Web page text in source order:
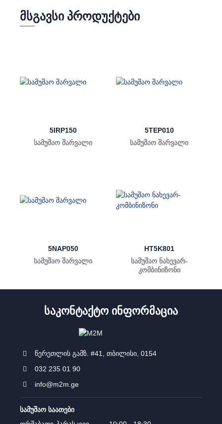
ᲛᲡᲒᲐᲕᲡᲘ ᲞᲠᲝᲓᲣᲥᲢᲔᲑᲘ
5IRP150
სამუშაო შარვალი
5TEP010
სამუშაო შარვალი
5NAP050
სამუშაო შარვალი
HT5K801
სამუშაო ნახევარ-
კომბინიზონი
ᲡᲐᲙᲝᲜᲢᲐᲥᲢᲝ ᲘᲜᲤᲝᲠᲛᲐᲪᲘᲐ
წერეთლის გამზ. #41, თბილისი, 0154
032 235 01 90
info@m2m.ge
სამუშაო საათები